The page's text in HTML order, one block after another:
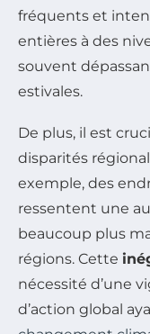
fréquents et
entières à des
souvent
estivales.
De plus, il est
disparités
exemple, des
ressentent une
beaucoup plus
régions. Cette
nécessité d’une
d’action global